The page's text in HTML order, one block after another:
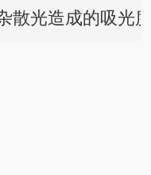
散光造成的吸光